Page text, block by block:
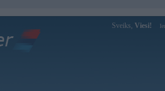
Sveiks, Viesi!